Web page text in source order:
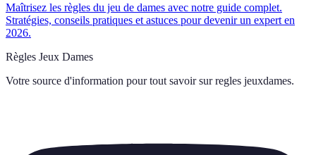
Maîtrisez les règles du jeu de dames avec notre guide complet.
Stratégies, conseils pratiques et astuces pour devenir un expert en
2026.
Règles Jeux Dames
Votre source d'information pour tout savoir sur regles jeuxdames.